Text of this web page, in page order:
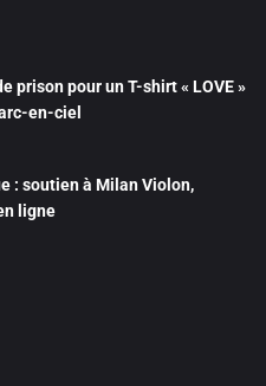
prison pour un T-shirt « LOVE »
en-ciel
: soutien à Milan Violon,
ligne